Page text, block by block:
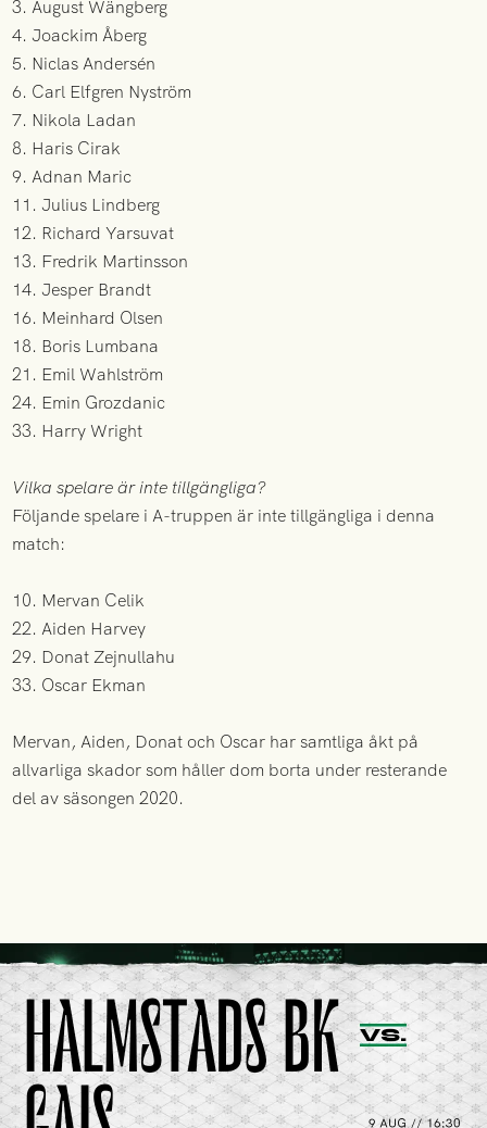
3. August Wängberg
4. Joackim Åberg
5. Niclas Andersén
6. Carl Elfgren Nyström
7. Nikola Ladan
8. Haris Cirak
9. Adnan Maric
11. Julius Lindberg
12. Richard Yarsuvat
13. Fredrik Martinsson
14. Jesper Brandt
16. Meinhard Olsen
18. Boris Lumbana
21. Emil Wahlström
24. Emin Grozdanic
33. Harry Wright
Vilka spelare är inte tillgängliga?
Följande spelare i A-truppen är inte tillgängliga i denna
match:
10. Mervan Celik
22. Aiden Harvey
29. Donat Zejnullahu
33. Oscar Ekman
Mervan, Aiden, Donat och Oscar har samtliga åkt på
allvarliga skador som håller dom borta under resterande
del av säsongen 2020.